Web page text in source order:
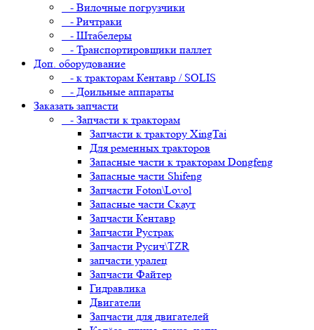
- Вилочные погрузчики
- Ричтраки
- Штабелеры
- Транспортировщики паллет
Доп. оборудование
- к тракторам Кентавр / SOLIS
- Доильные аппараты
Заказать запчасти
- Запчасти к тракторам
Запчасти к трактору XingTai
Для ременных тракторов
Запасные части к тракторам Dongfeng
Запасные части Shifeng
Запчасти Foton\Lovol
Запасные части Скаут
Запчасти Кентавр
Запчасти Рустрак
Запчасти Русич\TZR
запчасти уралец
Запчасти Файтер
Гидравлика
Двигатели
Запчасти для двигателей